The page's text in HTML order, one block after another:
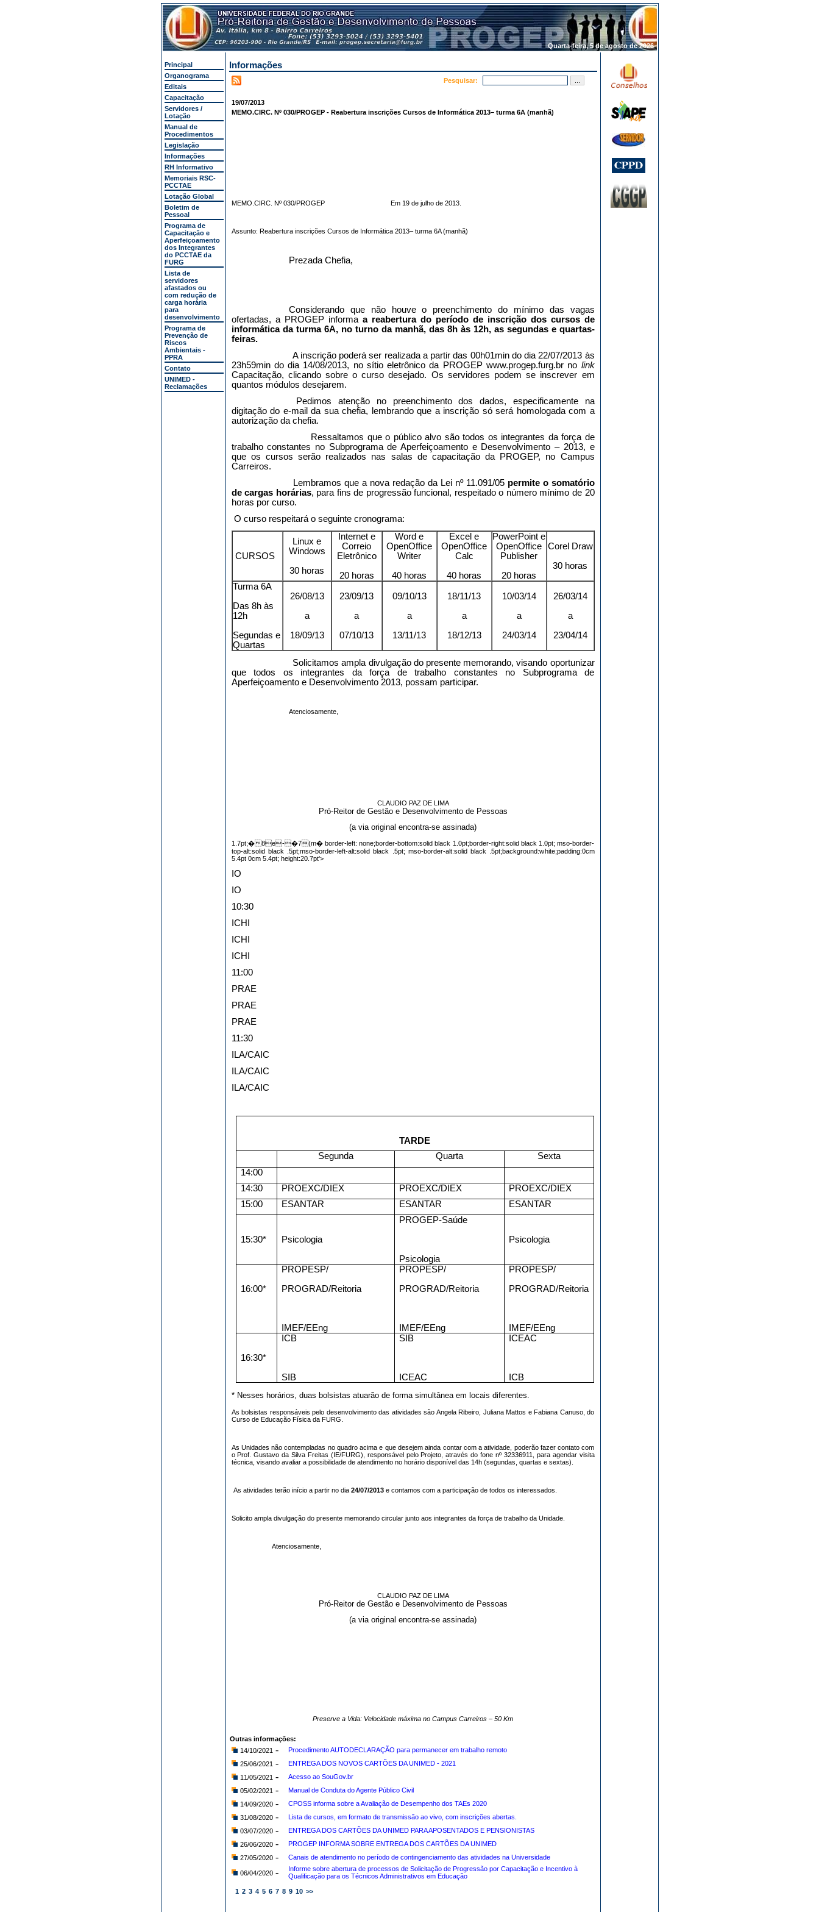
Quarta-feira, 5 de agosto de 2026.
Principal
Organograma
Editais
Capacitação
Servidores /
Lotação
Manual de
Procedimentos
Legislação
Informações
RH Informativo
Memoriais RSC-
PCCTAE
Lotação Global
Boletim de
Pessoal
Programa de
Capacitação e
Aperfeiçoamento
dos Integrantes
do PCCTAE da
FURG
Lista de
servidores
afastados ou
com redução de
carga horária
para
desenvolvimento
Programa de
Prevenção de
Riscos
Ambientais -
PPRA
Contato
UNIMED -
Reclamações
Informações
Pesquisar:
19/07/2013
MEMO.CIRC. Nº 030/PROGEP - Reabertura inscrições Cursos de Informática 2013– turma 6A (manhã)
MEMO.CIRC. Nº 030/PROGEP Em 19 de julho de 2013.
Assunto: Reabertura inscrições Cursos de Informática 2013– turma 6A (manhã)
Prezada Chefia,
Considerando que não houve o preenchimento do mínimo das vagas
ofertadas, a PROGEP informa a reabertura do período de inscrição dos cursos de
informática da turma 6A, no turno da manhã, das 8h às 12h, as segundas e quartas-
feiras.
A inscrição poderá ser realizada a partir das 00h01min do dia 22/07/2013 às
23h59min do dia 14/08/2013, no sítio eletrônico da PROGEP www.progep.furg.br no link
Capacitação, clicando sobre o curso desejado. Os servidores podem se inscrever em
quantos módulos desejarem.
Pedimos atenção no preenchimento dos dados, especificamente na
digitação do e-mail da sua chefia, lembrando que a inscrição só será homologada com a
autorização da chefia.
Ressaltamos que o público alvo são todos os integrantes da força de
trabalho constantes no Subprograma de Aperfeiçoamento e Desenvolvimento – 2013, e
que os cursos serão realizados nas salas de capacitação da PROGEP, no Campus
Carreiros.
Lembramos que a nova redação da Lei nº 11.091/05 permite o somatório
de cargas horárias, para fins de progressão funcional, respeitado o número mínimo de 20
horas por curso.
O curso respeitará o seguinte cronograma:
CURSOS
Linux e
Windows
30 horas
Internet e
Correio
Eletrônico
20 horas
Word e
OpenOffice
Writer
40 horas
Excel e
OpenOffice
Calc
40 horas
PowerPoint e
OpenOffice
Publisher
20 horas
Corel Draw
30 horas
Turma 6A
Das 8h às
12h
Segundas e
Quartas
26/08/13
a
18/09/13
23/09/13
a
07/10/13
09/10/13
a
13/11/13
18/11/13
a
18/12/13
10/03/14
a
24/03/14
26/03/14
a
23/04/14
Solicitamos ampla divulgação do presente memorando, visando oportunizar
que todos os integrantes da força de trabalho constantes no Subprograma de
Aperfeiçoamento e Desenvolvimento 2013, possam participar.
Atenciosamente,
CLAUDIO PAZ DE LIMA
Pró-Reitor de Gestão e Desenvolvimento de Pessoas
(a via original encontra-se assinada)
1.7pt;�8e-�7(m� border-left: none;border-bottom:solid black 1.0pt;border-right:solid black 1.0pt; mso-border-
top-alt:solid black .5pt;mso-border-left-alt:solid black .5pt; mso-border-alt:solid black .5pt;background:white;padding:0cm
5.4pt 0cm 5.4pt; height:20.7pt'>
IO
IO
10:30
ICHI
ICHI
ICHI
11:00
PRAE
PRAE
PRAE
11:30
ILA/CAIC
ILA/CAIC
ILA/CAIC
TARDE
Segunda
Quarta
Sexta
14:00
14:30
PROEXC/DIEX PROEXC/DIEX
PROEXC/DIEX
15:00
ESANTAR ESANTAR ESANTAR
15:30* Psicologia
PROGEP-Saúde
Psicologia
Psicologia
16:00*
PROPESP/
PROGRAD/Reitoria
IMEF/EEng
PROPESP/
PROGRAD/Reitoria
IMEF/EEng
PROPESP/
PROGRAD/Reitoria
IMEF/EEng
16:30*
ICB
SIB
SIB
ICEAC
ICEAC
ICB
* Nesses horários, duas bolsistas atuarão de forma simultânea em locais diferentes.
As bolsistas responsáveis pelo desenvolvimento das atividades são Angela Ribeiro, Juliana Mattos e Fabiana Canuso, do
Curso de Educação Física da FURG.
As Unidades não contempladas no quadro acima e que desejem ainda contar com a atividade, poderão fazer contato com
o Prof. Gustavo da Silva Freitas (IE/FURG), responsável pelo Projeto, através do fone nº 32336911, para agendar visita
técnica, visando avaliar a possibilidade de atendimento no horário disponível das 14h (segundas, quartas e sextas).
As atividades terão início a partir no dia 24/07/2013e contamos com a participação de todos os interessados.
Solicito ampla divulgação do presente memorando circular junto aos integrantes da força de trabalho da Unidade.
Atenciosamente,
CLAUDIO PAZ DE LIMA
Pró-Reitor de Gestão e Desenvolvimento de Pessoas
(a via original encontra-se assinada)
Preserve a Vida: Velocidade máxima no Campus Carreiros – 50 Km
Outras informações:
14/10/2021 -
Procedimento AUTODECLARAÇÃO para permanecer em trabalho remoto
25/06/2021 -
ENTREGA DOS NOVOS CARTÕES DA UNIMED - 2021
11/05/2021 -
Acesso ao SouGov.br
05/02/2021 -
Manual de Conduta do Agente Público Civil
14/09/2020-
CPOSS informa sobre a Avaliação de Desempenho dos TAEs 2020
31/08/2020-
Lista de cursos, em formato de transmissão ao vivo, com inscrições abertas.
03/07/2020-
ENTREGA DOS CARTÕES DA UNIMED PARA APOSENTADOS E PENSIONISTAS
26/06/2020-
PROGEP INFORMA SOBRE ENTREGA DOS CARTÕES DA UNIMED
27/05/2020- Canais de atendimento no período de contingenciamento das atividades na Universidade
06/04/2020-
Informe sobre abertura de processos de Solicitação de Progressão por Capacitação e Incentivo à
Qualificação para os Técnicos Administrativos em Educação
1 2 3 4 5 6 7 8 9 10 >>